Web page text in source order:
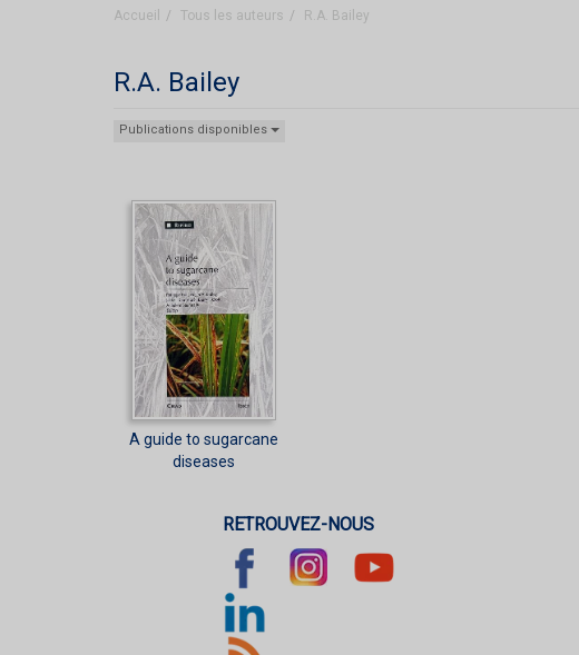
Accueil Tous les auteurs R.A. Bailey
R.A. Bailey
Publications disponibles
A guide to sugarcane
diseases
RETROUVEZ-NOUS